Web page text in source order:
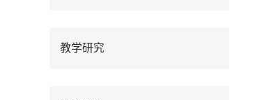
教学研究